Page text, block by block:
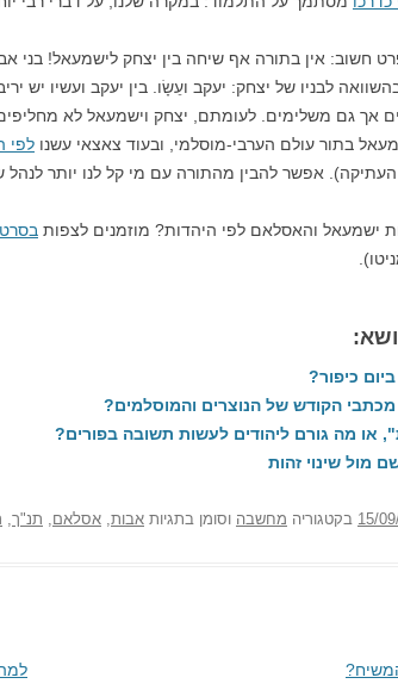
חשוב: אין בתורה אף שיחה בין יצחק לישמעאל! בני
לבניו של יצחק: יעקב ועֵשָׂו. בין יעקב ועשיו יש
אך גם משלימים. לעומתם, יצחק וישמעאל לא
בתור עולם הערבי-מוסלמי, ובעוד צאצאי עשנו לפי
אפשר להבין מהתורה עם מי קל לנו יותר לנהל
ישמעאל והאסלאם לפי היהדות? מוזמנים לצפות
כיפור?
הקודש של הנוצרים והמוסלמים?
או מה גורם ליהודים לעשות תשובה בפורים?
מול שינוי זהות
15/ בקטגוריה מחשבה וסומן בתגיות אבות, אסלאם, תנ"ך,